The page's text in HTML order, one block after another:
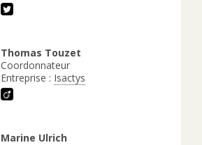
Thomas Touzet
Coordonnateur
Entreprise : Isactys
Marine Ulrich